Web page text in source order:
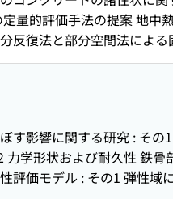
ボックスカルバートの開
術の開発(4) : グリーンイ
ちコンクリート杭施工に
層学習を用いた配筋自動
社外発表論文一覧
量的評価手法の提案 地中
反復法と部分空間法によ
口を有するMSIを搭載
化がMSIの遮音特性に及
開発 : システム概要と重
用効果に関する検討 高
動コンクリートの充塡程
ボックスカルバートの
バイオスティミュレーシ
す影響に関する研究 : そ
学形状および耐久性 鉄
評価モデル : その1 弾性